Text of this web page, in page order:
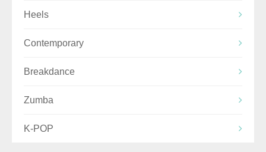
Heels
Contemporary
Breakdance
Zumba
K-POP